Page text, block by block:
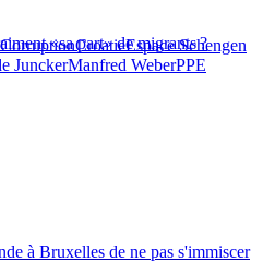
«sa part» de migrants ?
CorruptionCroatieEspace Schengen
JunckerManfred WeberPPE
à Bruxelles de ne pas s'immiscer